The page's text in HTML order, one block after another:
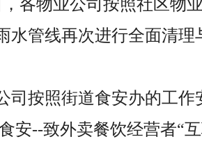
，各物业公司按照社区物
水管线再次进行全面清
司按照街道食安办的工
安--致外卖餐饮经营者“